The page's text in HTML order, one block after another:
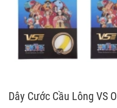
Dây Cước Cầu Lông VS